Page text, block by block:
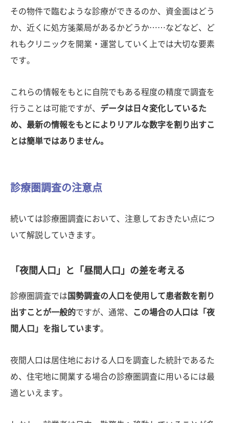
その物件で臨むような診療ができるのか、資金面はどう
か、近くに処方箋薬局があるかどうか……などなど、ど
れもクリニックを開業・運営していく上では大切な要素
です。
これらの情報をもとに自院でもある程度の精度で調査を
行うことは可能ですが、 データは日々変化しているた
め、最新の情報をもとによりリアルな数字を割り出すこ
とは簡単ではありません。
診療圏調査の注意点
続いては診療圏調査において、注意しておきたい点につ
いて解説していきます。
「夜間人口」と「昼間人口」の差を考える
診療圏調査では 国勢調査の人口を使用して患者数を割り
出すことが一般的ですが、通常、
この場合の人口は「夜
間人口」を指しています。
夜間人口は居住地における人口を調査した統計であるた
め、住宅地に開業する場合の診療圏調査に用いるには最
適といえます。